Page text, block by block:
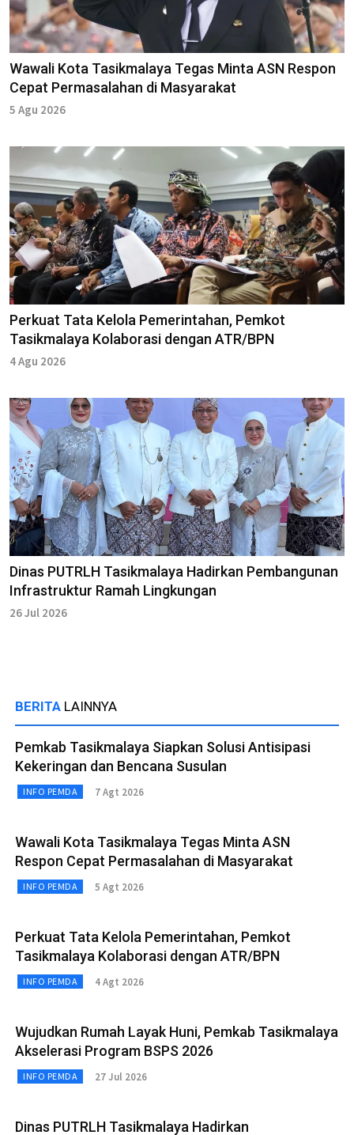
Wawali Kota Tasikmalaya Tegas Minta ASN Respon
Cepat Permasalahan di Masyarakat
5 Agu 2026
Perkuat Tata Kelola Pemerintahan, Pemkot
Tasikmalaya Kolaborasi dengan ATR/BPN
4 Agu 2026
Dinas PUTRLH Tasikmalaya Hadirkan Pembangunan
Infrastruktur Ramah Lingkungan
26 Jul 2026
BERITA LAINNYA
Pemkab Tasikmalaya Siapkan Solusi Antisipasi
Kekeringan dan Bencana Susulan
INFO PEMDA 7 Agt 2026
Wawali Kota Tasikmalaya Tegas Minta ASN
Respon Cepat Permasalahan di Masyarakat
INFO PEMDA 5 Agt 2026
Perkuat Tata Kelola Pemerintahan, Pemkot
Tasikmalaya Kolaborasi dengan ATR/BPN
INFO PEMDA 4 Agt 2026
Wujudkan Rumah Layak Huni, Pemkab Tasikmalaya
Akselerasi Program BSPS 2026
INFO PEMDA 27 Jul 2026
Dinas PUTRLH Tasikmalaya Hadirkan